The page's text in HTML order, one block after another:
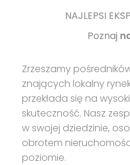
NAJLEPSI
Poznaj
Zrzeszamy
znających lokalny
przekłada się na
skuteczność. Nasz
w swojej dziedzinie,
obrotem
poziomie.